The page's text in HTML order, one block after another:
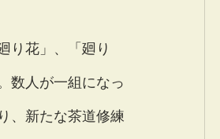
り花」、「廻り
数人が一組になっ
、新たな茶道修練